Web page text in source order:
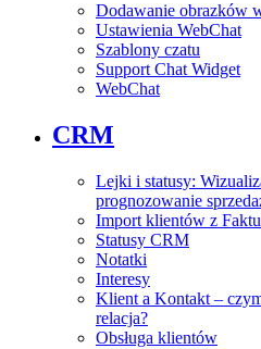
Dodawanie obrazków
Ustawienia WebChat
Szablony czatu
Support Chat Widget
WebChat
CRM
Lejki i statusy:
prognozowanie
Import klientów z
Statusy CRM
Notatki
Interesy
Klient a Kontakt –
relacja?
Obsługa klientów